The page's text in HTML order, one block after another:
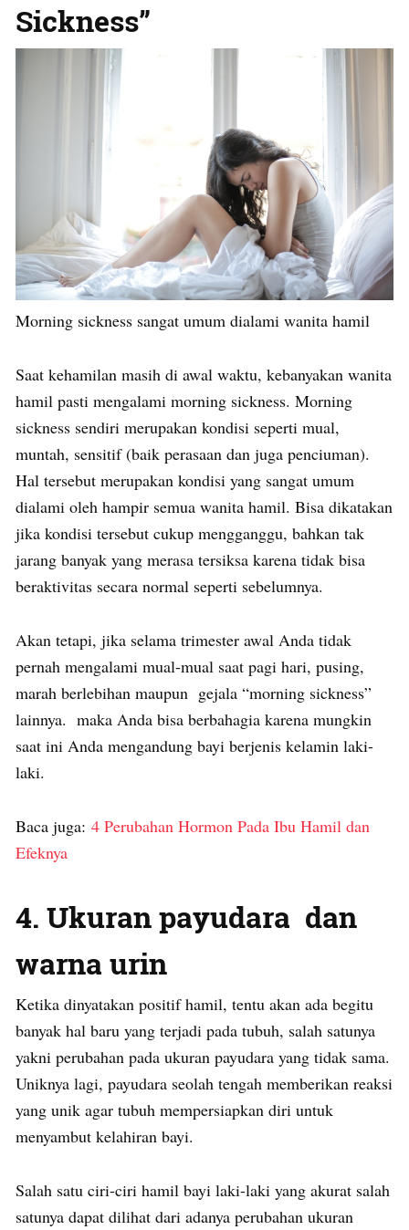
Sickness”
Morning sickness sangat umum dialami wanita hamil
Saat kehamilan masih di awal waktu, kebanyakan wanita
hamil pasti mengalami morning sickness. Morning
sickness sendiri merupakan kondisi seperti mual,
muntah, sensitif (baik perasaan dan juga penciuman).
Hal tersebut merupakan kondisi yang sangat umum
dialami oleh hampir semua wanita hamil. Bisa dikatakan
jika kondisi tersebut cukup mengganggu, bahkan tak
jarang banyak yang merasa tersiksa karena tidak bisa
beraktivitas secara normal seperti sebelumnya.
Akan tetapi, jika selama trimester awal Anda tidak
pernah mengalami mual-mual saat pagi hari, pusing,
marah berlebihan maupun gejala “morning sickness”
lainnya. maka Anda bisa berbahagia karena mungkin
saat ini Anda mengandung bayi berjenis kelamin laki-
laki.
Baca juga: 4 Perubahan Hormon Pada Ibu Hamil dan
Efeknya
4. Ukuran payudara dan
warna urin
Ketika dinyatakan positif hamil, tentu akan ada begitu
banyak hal baru yang terjadi pada tubuh, salah satunya
yakni perubahan pada ukuran payudara yang tidak sama.
Uniknya lagi, payudara seolah tengah memberikan reaksi
yang unik agar tubuh mempersiapkan diri untuk
menyambut kelahiran bayi.
Salah satu ciri-ciri hamil bayi laki-laki yang akurat salah
satunya dapat dilihat dari adanya perubahan ukuran